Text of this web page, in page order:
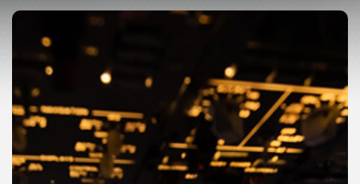
ลิ
สต์
แนะนำ